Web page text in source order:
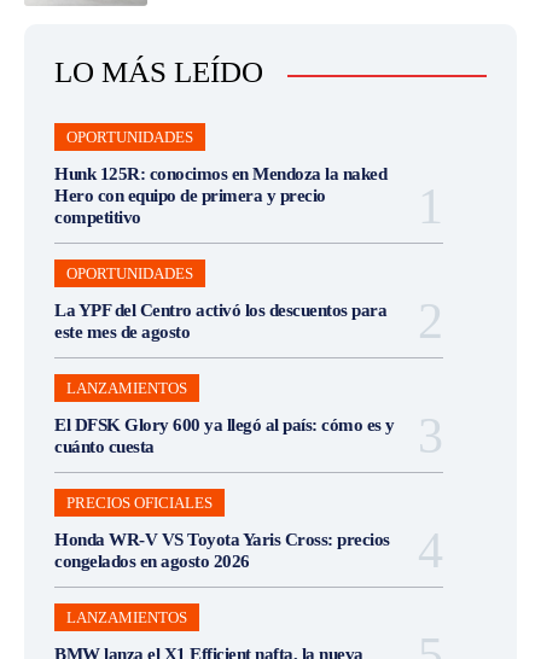
LO MÁS LEÍDO
OPORTUNIDADES
Hunk 125R: conocimos en Mendoza la naked
Hero con equipo de primera y precio
competitivo
OPORTUNIDADES
La YPF del Centro activó los descuentos para
este mes de agosto
LANZAMIENTOS
El DFSK Glory 600 ya llegó al país: cómo es y
cuánto cuesta
PRECIOS OFICIALES
Honda WR-V VS Toyota Yaris Cross: precios
congelados en agosto 2026
LANZAMIENTOS
BMW lanza el X1 Efficient nafta, la nueva